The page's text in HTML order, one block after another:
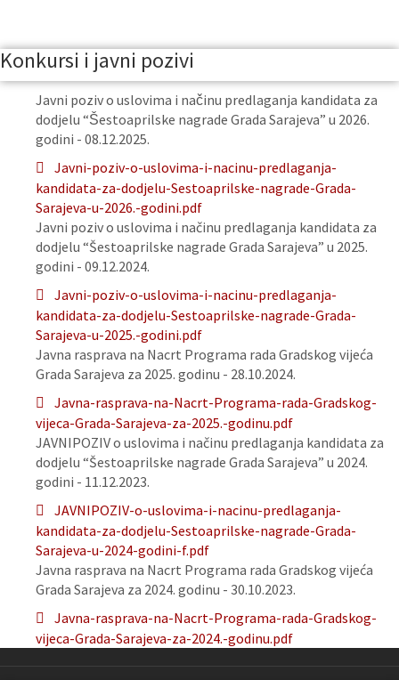
Konkursi i javni pozivi
Javni poziv o uslovima i načinu predlaganja kandidata za
dodjelu “Šestoaprilske nagrade Grada Sarajeva” u 2026.
godini - 08.12.2025.
Javni-poziv-o-uslovima-i-nacinu-predlaganja-
kandidata-za-dodjelu-Sestoaprilske-nagrade-Grada-
Sarajeva-u-2026.-godini.pdf
Javni poziv o uslovima i načinu predlaganja kandidata za
dodjelu “Šestoaprilske nagrade Grada Sarajeva” u 2025.
godini - 09.12.2024.
Javni-poziv-o-uslovima-i-nacinu-predlaganja-
kandidata-za-dodjelu-Sestoaprilske-nagrade-Grada-
Sarajeva-u-2025.-godini.pdf
Javna rasprava na Nacrt Programa rada Gradskog vijeća
Grada Sarajeva za 2025. godinu - 28.10.2024.
Javna-rasprava-na-Nacrt-Programa-rada-Gradskog-
vijeca-Grada-Sarajeva-za-2025.-godinu.pdf
JAVNIPOZIV o uslovima i načinu predlaganja kandidata za
dodjelu “Šestoaprilske nagrade Grada Sarajeva” u 2024.
godini - 11.12.2023.
JAVNIPOZIV-o-uslovima-i-nacinu-predlaganja-
kandidata-za-dodjelu-Sestoaprilske-nagrade-Grada-
Sarajeva-u-2024-godini-f.pdf
Javna rasprava na Nacrt Programa rada Gradskog vijeća
Grada Sarajeva za 2024. godinu - 30.10.2023.
Javna-rasprava-na-Nacrt-Programa-rada-Gradskog-
vijeca-Grada-Sarajeva-za-2024.-godinu.pdf